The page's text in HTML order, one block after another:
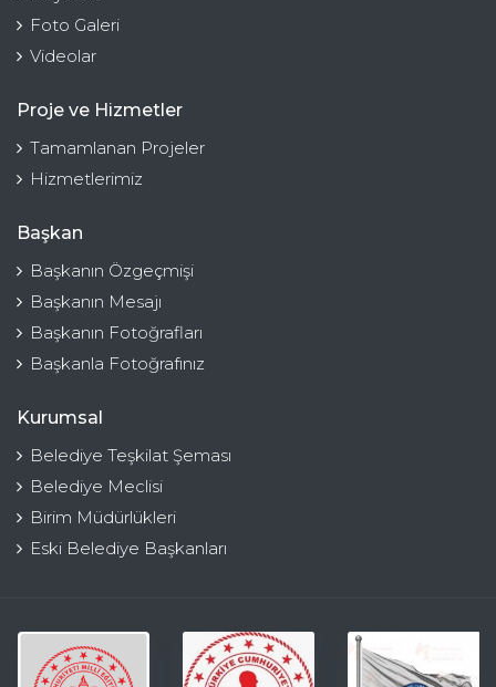
Foto Galeri
Videolar
Proje ve Hizmetler
Tamamlanan Projeler
Hizmetlerimiz
Başkan
Başkanın Özgeçmişi
Başkanın Mesajı
Başkanın Fotoğrafları
Başkanla Fotoğrafınız
Kurumsal
Belediye Teşkilat Şeması
Belediye Meclisi
Birim Müdürlükleri
Eski Belediye Başkanları